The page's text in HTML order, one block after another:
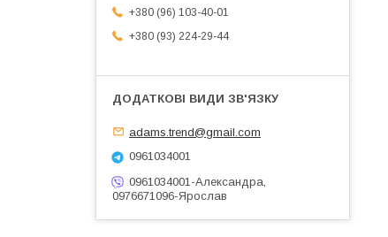
+380 (96) 103-40-01
+380 (93) 224-29-44
adams.trend@gmail.com
0961034001
0961034001-Александра,
0976671096-Ярослав